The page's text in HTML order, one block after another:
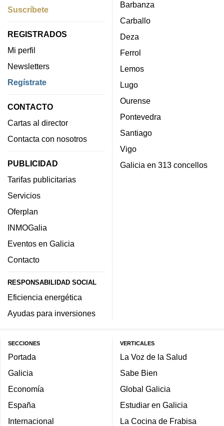
Suscríbete
REGISTRADOS
Mi perfil
Newsletters
Regístrate
CONTACTO
Cartas al director
Contacta con nosotros
PUBLICIDAD
Tarifas publicitarias
Servicios
Oferplan
INMOGalia
Eventos en Galicia
Contacto
RESPONSABILIDAD SOCIAL
Eficiencia energética
Ayudas para inversiones
Barbanza
Carballo
Deza
Ferrol
Lemos
Lugo
Ourense
Pontevedra
Santiago
Vigo
Galicia en 313 concellos
SECCIONES
Portada
Galicia
Economía
España
Internacional
VERTICALES
La Voz de la Salud
Sabe Bien
Global Galicia
Estudiar en Galicia
La Cocina de Frabisa